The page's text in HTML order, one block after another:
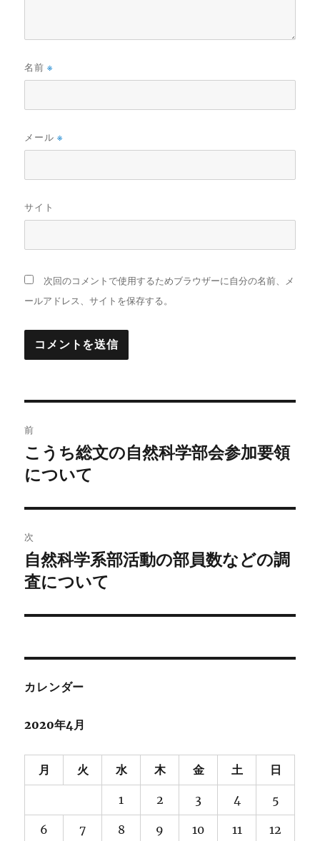
名前※
メール※
サイト
次回のコメントで使用するためブラウザーに自分の名前、メ
ールアドレス、サイトを保存する。
稿
ナ
ビ
ゲ
ー
ン
前
前
の
稿:
こうち総文の自然科学部会参加要領
について
次
次
の
稿:
自然科学系部活動の部員数などの調
査について
カレンダー
2020年4月
月 火 水 木 金 土 日
1 2 3 4 5
6 7 8 9 10 11 12